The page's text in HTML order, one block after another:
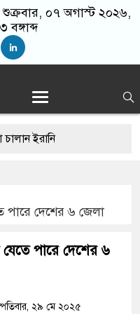
০৭ অগাস্ট ২০২৬,
ইরানি
রহমান:
পারে দেশের ৬ জেলা
পারে দেশের ৬
২৯ মে ২০২৫